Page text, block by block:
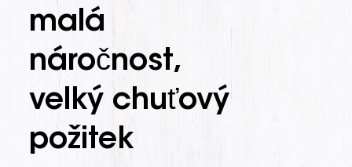
malá
náročnost,
velký chuťový
požitek